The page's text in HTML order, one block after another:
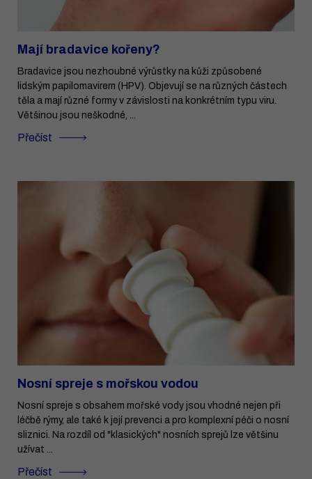
Mají bradavice kořeny?
Bradavice jsou nezhoubné výrůstky na kůži způsobené
lidským papilomavirem (HPV). Objevují se na různých částech
těla a mají různé formy v závislosti na konkrétním typu viru.
Většinou jsou neškodné, ...
Přečíst
Nosní spreje s mořskou vodou
Nosní spreje s obsahem mořské vody jsou vhodné nejen při
léčbě rýmy, ale také k její prevenci a pro komplexní péči o nosní
sliznici. Na rozdíl od "klasických" nosních sprejů lze většinu
užívat ...
Přečíst